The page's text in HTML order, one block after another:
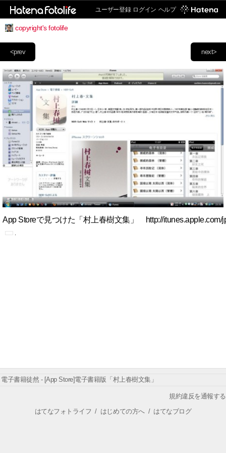
ユーザー登録 ログイン ヘルプ
copyright's fotolife
next>
<prev
App Storeで見つけた「村上春樹文集」 http://itunes.apple.com/
電子書籍徒然 - [App Store]電子書籍版「村上春樹文集」
規約違反を通報する
はてなフォトライフ / はじめての方へ/ はてなブログ